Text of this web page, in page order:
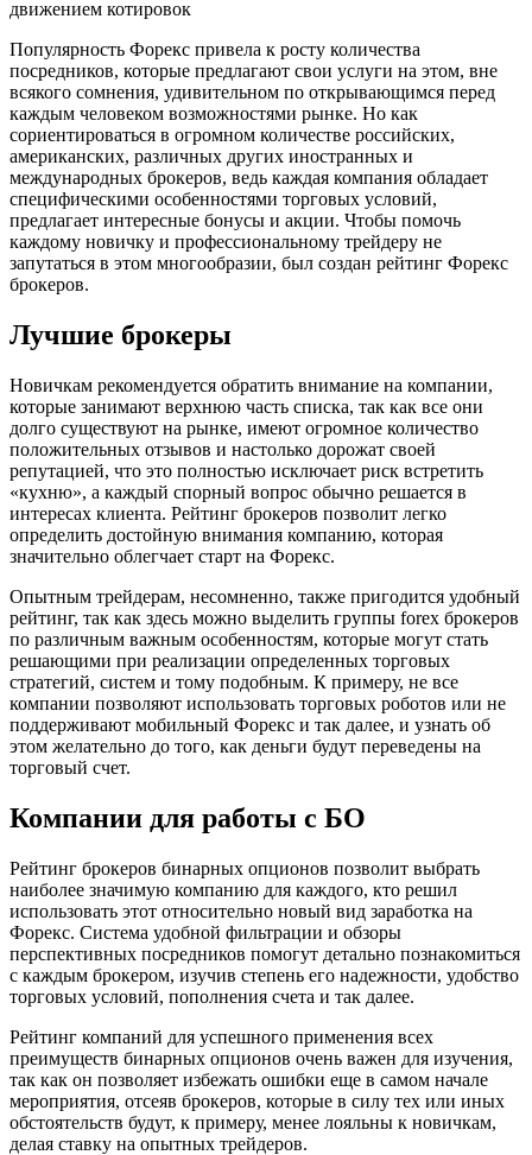
движением котировок
Популярность Форекс привела к росту количества
посредников, которые предлагают свои услуги на этом, вне
всякого сомнения, удивительном по открывающимся перед
каждым человеком возможностями рынке. Но как
сориентироваться в огромном количестве российских,
американских, различных других иностранных и
международных брокеров, ведь каждая компания обладает
специфическими особенностями торговых условий,
предлагает интересные бонусы и акции. Чтобы помочь
каждому новичку и профессиональному трейдеру не
запутаться в этом многообразии, был создан рейтинг Форекс
брокеров.
Лучшие брокеры
Новичкам рекомендуется обратить внимание на компании,
которые занимают верхнюю часть списка, так как все они
долго существуют на рынке, имеют огромное количество
положительных отзывов и настолько дорожат своей
репутацией, что это полностью исключает риск встретить
«кухню», а каждый спорный вопрос обычно решается в
интересах клиента. Рейтинг брокеров позволит легко
определить достойную внимания компанию, которая
значительно облегчает старт на Форекс.
Опытным трейдерам, несомненно, также пригодится удобный
рейтинг, так как здесь можно выделить группы forex брокеров
по различным важным особенностям, которые могут стать
решающими при реализации определенных торговых
стратегий, систем и тому подобным. К примеру, не все
компании позволяют использовать торговых роботов или не
поддерживают мобильный Форекс и так далее, и узнать об
этом желательно до того, как деньги будут переведены на
торговый счет.
Компании для работы с БО
Рейтинг брокеров бинарных опционов позволит выбрать
наиболее значимую компанию для каждого, кто решил
использовать этот относительно новый вид заработка на
Форекс. Система удобной фильтрации и обзоры
перспективных посредников помогут детально познакомиться
с каждым брокером, изучив степень его надежности, удобство
торговых условий, пополнения счета и так далее.
Рейтинг компаний для успешного применения всех
преимуществ бинарных опционов очень важен для изучения,
так как он позволяет избежать ошибки еще в самом начале
мероприятия, отсеяв брокеров, которые в силу тех или иных
обстоятельств будут, к примеру, менее лояльны к новичкам,
делая ставку на опытных трейдеров.